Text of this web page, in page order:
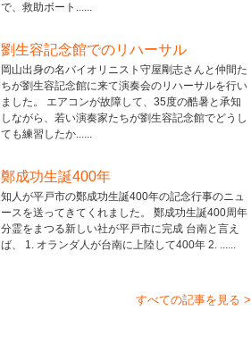
で、救助ボート......
劉生容記念館でのリハーサル
岡山出身の名バイオリニスト守屋剛志さんと仲間た
ちが劉生容記念館に来て演奏会のリハーサルを行い
ました。 エアコンが故障して、35度の酷暑と承知
しながら、若い演奏家たちが劉生容記念館でどうし
ても練習したか......
鄭成功生誕400年
知人が平戸市の鄭成功生誕400年の記念行事のニュ
ースを送ってきてくれました。 鄭成功生誕400周年
分霊をまつる新しい社が平戸市に完成 台南と言え
ば、 1. オランダ人が台南に上陸して400年 2. ......
すべての記事を見る >